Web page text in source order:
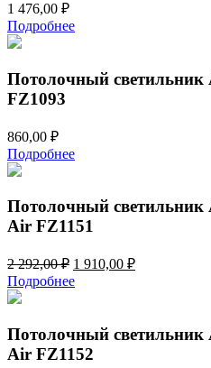
1 476,00 ₽
Подробнее
Потолочный
FZ1093
860,00 ₽
Подробнее
Потолочный
Air FZ1151
2 292,00₽ Первоначальная
цена
составляла
292,00 ₽.
1 910,00 ₽Текущая
Подробнее
Потолочный
Air FZ1152